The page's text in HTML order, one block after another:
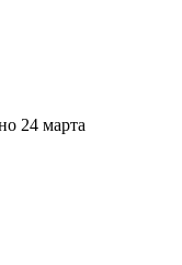
24 марта